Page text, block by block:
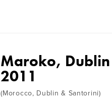
Maroko,
2011
(Morocco, Dublin & Santorini)